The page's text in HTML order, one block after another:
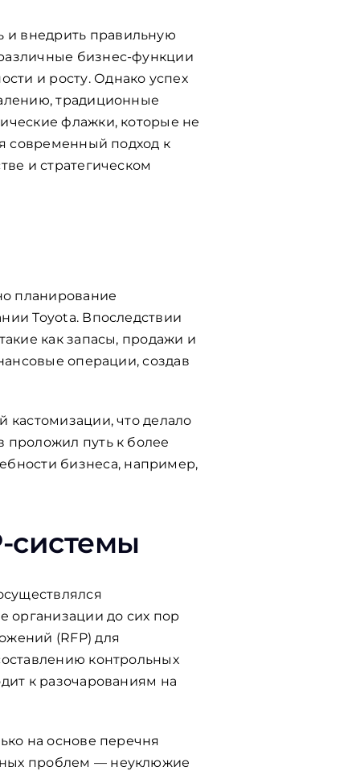
внедрить правильную
бизнес-функции
и росту. Однако успех
традиционные
флажки, которые не
современный подход к
и стратегическом
планирование
Toyota. Впоследствии
как запасы, продажи и
операции, создав
кастомизации, что делало
проложил путь к более
бизнеса, например,
системы
организации до сих пор
(RFP) для
контрольных
к разочарованиям на
на основе перечня
проблем — неуклюжие